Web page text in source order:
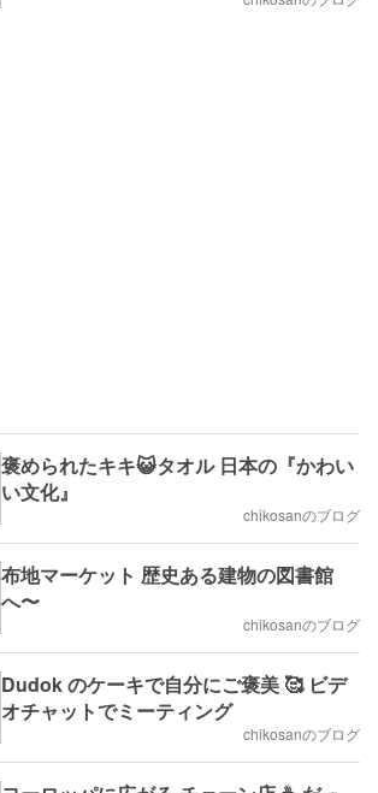
褒められたキキ😺タオル 日本の『かわい
い文化』
chikosanのブログ
布地マーケット 歴史ある建物の図書館
へ〜
chikosanのブログ
Dudok のケーキで自分にご褒美 🥰 ビデ
オチャットでミーティング
chikosanのブログ